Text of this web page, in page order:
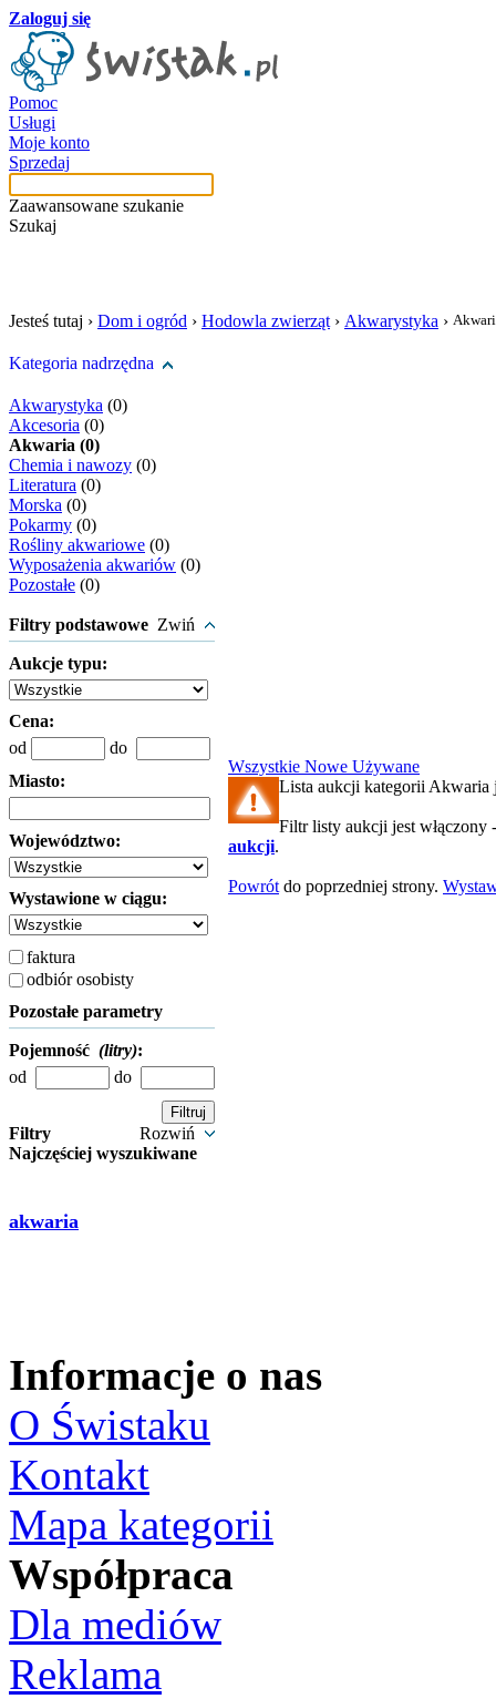
Zaloguj się
Pomoc
Usługi
Moje konto
Sprzedaj
Zaawansowane szukanie
Szukaj
Jesteś tutaj › Dom i ogród › Hodowla zwierząt › Akwarystyka ›
Kategoria nadrzędna
Akwarystyka (0)
Akcesoria (0)
Akwaria (0)
Chemia i nawozy (0)
Literatura (0)
Morska (0)
Pokarmy (0)
Rośliny akwariowe (0)
Wyposażenia akwariów (0)
Pozostałe (0)
Filtry podstawowe Zwiń
Aukcje typu:
Cena:
od
do
Miasto:
Województwo:
Wystawione w ciągu:
faktura
odbiór osobisty
Pozostałe parametry
Pojemność (litry):
od
do
Filtry
Rozwiń
Najczęściej wyszukiwane
akwaria
Wszystkie Nowe Używane
Lista aukcji kategorii Akwaria
Filtr listy aukcji jest włączony
aukcji.
Powrót do poprzedniej strony.
Informacje o nas
O Świstaku
Kontakt
Mapa kategorii
Współpraca
Dla mediów
Reklama